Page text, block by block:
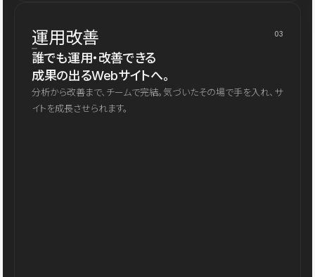
運用改善 03
誰でも運用・改善できる
成果の出るWebサイトへ。
分析から改善まで、チームで完結。気づいたその場で手を入れ、サ
イトを成長させられます。